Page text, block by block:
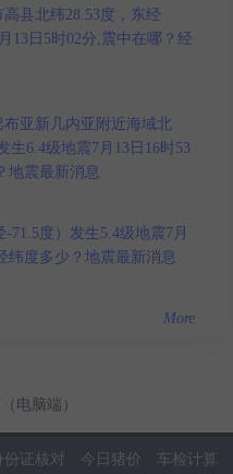
县北纬28.53度，东经
13日5时02分,震中在哪？经
亚新几内亚附近海域北
生6.4级地震7月13日16时53
地震最新消息
71.5度）发生5.4级地震7月
纬度多少？地震最新消息
More
电脑端）
份证核对 今日猪价 车检计算